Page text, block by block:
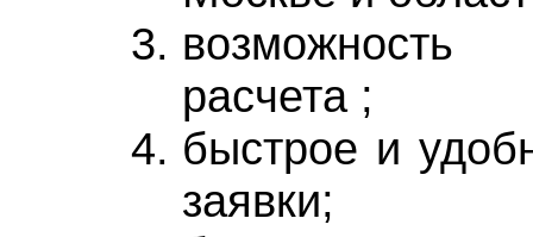
возможность
расчета ;
быстрое и
заявки;